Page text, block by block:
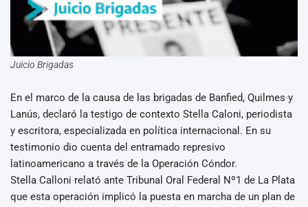
Juicio Brigadas
En el marco de la causa de las brigadas de Banfied, Quilmes y
Lanús, declaró la testigo de contexto Stella Caloni, periodista
y escritora, especializada en política internacional. En su
testimonio dio cuenta del entramado represivo
latinoamericano a través de la Operación Cóndor.
Stella Calloni relató ante Tribunal Oral Federal Nº1 de La Plata
que esta operación implicó la puesta en marcha de un plan de